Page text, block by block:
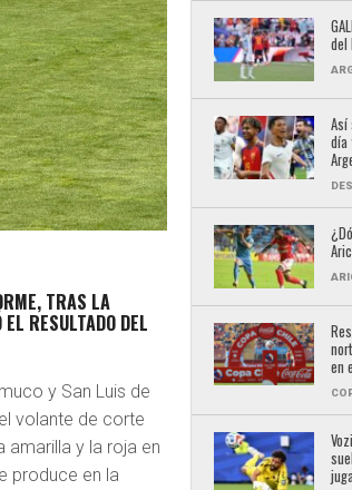
TRAS LA
RESULTADO DEL
y San Luis de
volante de corte
amarilla y la roja en
produce en la
del
Así
día
en